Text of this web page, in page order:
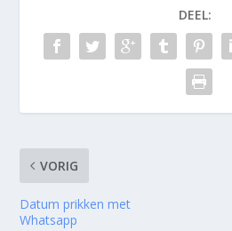
DEEL:
VORIG
Datum prikken met
Whatsapp